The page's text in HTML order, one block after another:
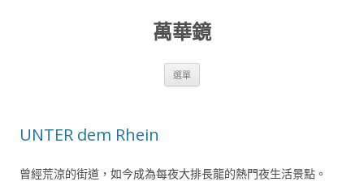
萬華鏡
選單
UNTER dem Rhein
曾經荒涼的街道，如今成為每夜大排長龍的熱門夜生活景點。